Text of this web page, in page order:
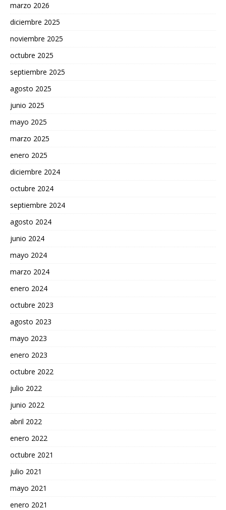
marzo 2026
diciembre 2025
noviembre 2025
octubre 2025
septiembre 2025
agosto 2025
junio 2025
mayo 2025
marzo 2025
enero 2025
diciembre 2024
octubre 2024
septiembre 2024
agosto 2024
junio 2024
mayo 2024
marzo 2024
enero 2024
octubre 2023
agosto 2023
mayo 2023
enero 2023
octubre 2022
julio 2022
junio 2022
abril 2022
enero 2022
octubre 2021
julio 2021
mayo 2021
enero 2021